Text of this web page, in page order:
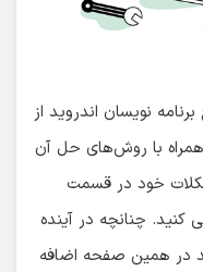
نویسان اندروید از
با روش‌های حل آن
خود در قسمت
کنید. چنانچه در آینده
در همین صفحه اضافه